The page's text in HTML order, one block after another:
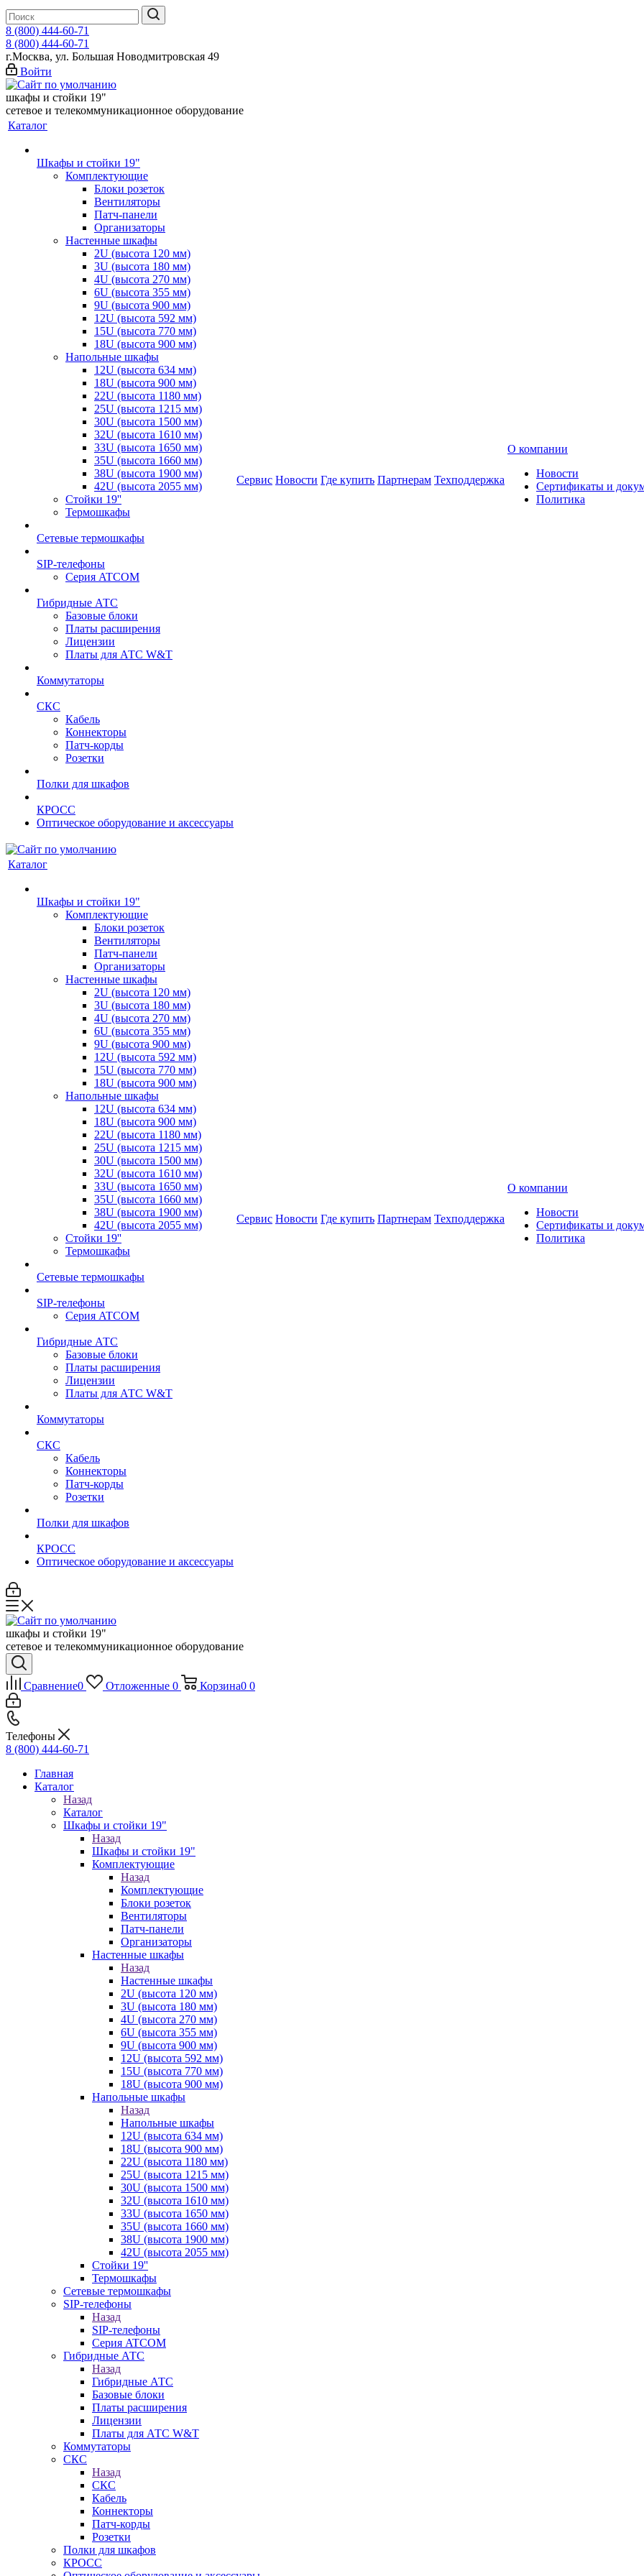
8 (800) 444-60-71
8 (800) 444-60-71
г.Москва, ул. Большая Новодмитровская 49
Войти
шкафы и стойки 19"
сетевое и телекоммуникационное оборудование
Каталог
Шкафы и стойки 19"
Комплектующие
Блоки розеток
Вентиляторы
Патч-панели
Организаторы
Настенные шкафы
2U (высота 120 мм)
3U (высота 180 мм)
4U (высота 270 мм)
6U (высота 355 мм)
9U (высота 900 мм)
12U (высота 592 мм)
15U (высота 770 мм)
18U (высота 900 мм)
Напольные шкафы
12U (высота 634 мм)
18U (высота 900 мм)
22U (высота 1180 мм)
25U (высота 1215 мм)
30U (высота 1500 мм)
32U (высота 1610 мм)
33U (высота 1650 мм)
35U (высота 1660 мм)
38U (высота 1900 мм)
42U (высота 2055 мм)
Стойки 19''
Термошкафы
Сетевые термошкафы
SIP-телефоны
Серия ATCOM
Гибридные АТС
Базовые блоки
Платы расширения
Лицензии
Платы для АТС W&T
Коммутаторы
СКС
Кабель
Коннекторы
Патч-корды
Розетки
Полки для шкафов
КРОСС
Оптическое оборудование и аксессуары
Сервис Новости Где купить Партнерам Техподдержка
О компании
Новости
Сертификаты и
Политика
Каталог
Шкафы и стойки 19"
Комплектующие
Блоки розеток
Вентиляторы
Патч-панели
Организаторы
Настенные шкафы
2U (высота 120 мм)
3U (высота 180 мм)
4U (высота 270 мм)
6U (высота 355 мм)
9U (высота 900 мм)
12U (высота 592 мм)
15U (высота 770 мм)
18U (высота 900 мм)
Напольные шкафы
12U (высота 634 мм)
18U (высота 900 мм)
22U (высота 1180 мм)
25U (высота 1215 мм)
30U (высота 1500 мм)
32U (высота 1610 мм)
33U (высота 1650 мм)
35U (высота 1660 мм)
38U (высота 1900 мм)
42U (высота 2055 мм)
Стойки 19''
Термошкафы
Сетевые термошкафы
SIP-телефоны
Серия ATCOM
Гибридные АТС
Базовые блоки
Платы расширения
Лицензии
Платы для АТС W&T
Коммутаторы
СКС
Кабель
Коннекторы
Патч-корды
Розетки
Полки для шкафов
КРОСС
Оптическое оборудование и аксессуары
Сервис Новости Где купить Партнерам Техподдержка
О компании
Новости
Сертификаты и
Политика
шкафы и стойки 19"
сетевое и телекоммуникационное оборудование
Сравнение0 Отложенные 0 Корзина0 0
Телефоны
8 (800) 444-60-71
Главная
Каталог
Назад
Каталог
Шкафы и стойки 19"
Назад
Шкафы и стойки 19"
Комплектующие
Назад
Комплектующие
Блоки розеток
Вентиляторы
Патч-панели
Организаторы
Настенные шкафы
Назад
Настенные шкафы
2U (высота 120 мм)
3U (высота 180 мм)
4U (высота 270 мм)
6U (высота 355 мм)
9U (высота 900 мм)
12U (высота 592 мм)
15U (высота 770 мм)
18U (высота 900 мм)
Напольные шкафы
Назад
Напольные шкафы
12U (высота 634 мм)
18U (высота 900 мм)
22U (высота 1180 мм)
25U (высота 1215 мм)
30U (высота 1500 мм)
32U (высота 1610 мм)
33U (высота 1650 мм)
35U (высота 1660 мм)
38U (высота 1900 мм)
42U (высота 2055 мм)
Стойки 19''
Термошкафы
Сетевые термошкафы
SIP-телефоны
Назад
SIP-телефоны
Серия ATCOM
Гибридные АТС
Назад
Гибридные АТС
Базовые блоки
Платы расширения
Лицензии
Платы для АТС W&T
Коммутаторы
СКС
Назад
СКС
Кабель
Коннекторы
Патч-корды
Розетки
Полки для шкафов
КРОСС